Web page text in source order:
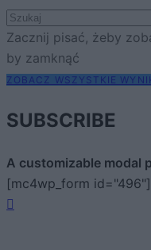
Zacznij pisać, żeby
by zamknąć
ZOBACZ WSZYSTKIE
SUBSCRIBE
A customizable modal
[mc4wp_form id="496"]